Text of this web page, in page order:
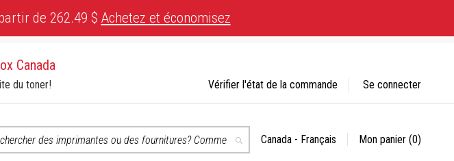
de 262.49 $ Achetez et économisez
Canada
du toner!
Recherche
Choisir
Canada - Français Mon panier (0)
Vérifier l'état de la commande Se connecter